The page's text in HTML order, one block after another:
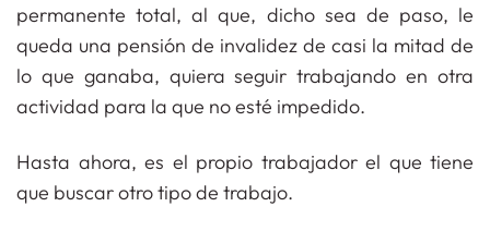
permanente total, al que, dicho sea de paso, le
queda una pensión de invalidez de casi la mitad de
lo que ganaba, quiera seguir trabajando en otra
actividad para la que no esté impedido.
Hasta ahora, es el propio trabajador el que tiene
que buscar otro tipo de trabajo.